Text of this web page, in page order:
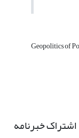
Geopolitics of
اشتراک خبرنامه